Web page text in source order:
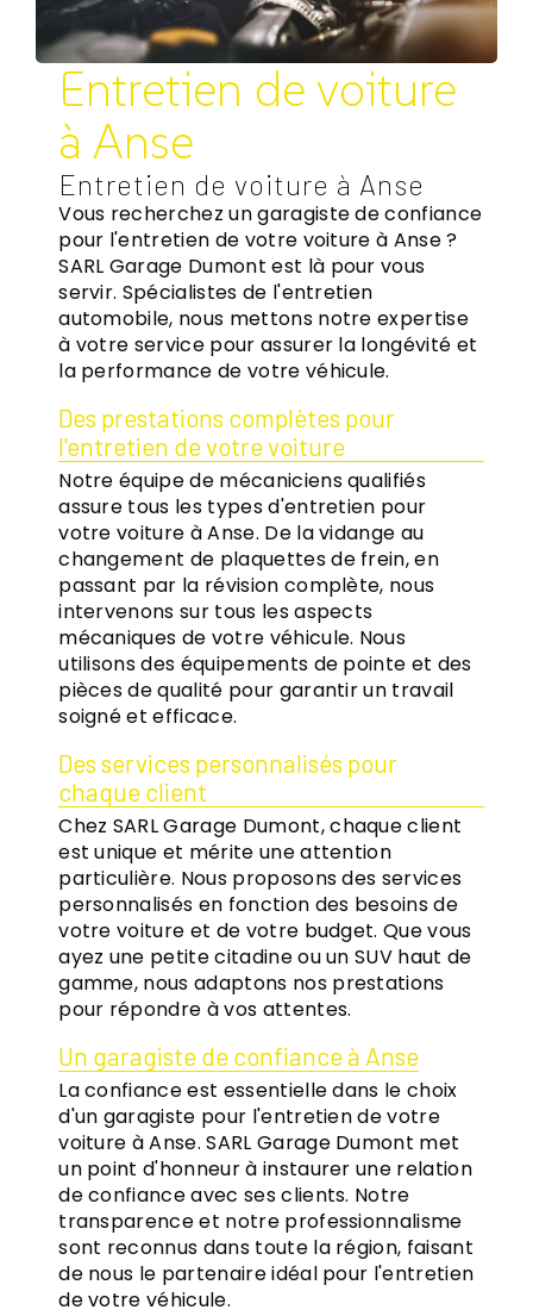
Entretien de voiture
à Anse
Entretien de voiture à Anse
Vous recherchez un garagiste de confiance
pour l'entretien de votre voiture à Anse ?
SARL Garage Dumont est là pour vous
servir. Spécialistes de l'entretien
automobile, nous mettons notre expertise
à votre service pour assurer la longévité et
la performance de votre véhicule.
Des prestations complètes pour
l'entretien de votre voiture
Notre équipe de mécaniciens qualifiés
assure tous les types d'entretien pour
votre voiture à Anse. De la vidange au
changement de plaquettes de frein, en
passant par la révision complète, nous
intervenons sur tous les aspects
mécaniques de votre véhicule. Nous
utilisons des équipements de pointe et des
pièces de qualité pour garantir un travail
soigné et efficace.
Des services personnalisés pour
chaque client
Chez SARL Garage Dumont, chaque client
est unique et mérite une attention
particulière. Nous proposons des services
personnalisés en fonction des besoins de
votre voiture et de votre budget. Que vous
ayez une petite citadine ou un SUV haut de
gamme, nous adaptons nos prestations
pour répondre à vos attentes.
Un garagiste de confiance à Anse
La confiance est essentielle dans le choix
d'un garagiste pour l'entretien de votre
voiture à Anse. SARL Garage Dumont met
un point d'honneur à instaurer une relation
de confiance avec ses clients. Notre
transparence et notre professionnalisme
sont reconnus dans toute la région, faisant
de nous le partenaire idéal pour l'entretien
de votre véhicule.